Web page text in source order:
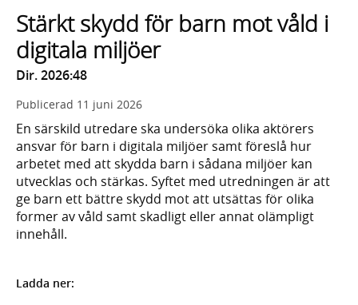
Stärkt skydd för barn mot våld i
digitala miljöer
Dir. 2026:48
Publicerad 11 juni 2026
En särskild utredare ska undersöka olika aktörers
ansvar för barn i digitala miljöer samt föreslå hur
arbetet med att skydda barn i sådana miljöer kan
utvecklas och stärkas. Syftet med utredningen är att
ge barn ett bättre skydd mot att utsättas för olika
former av våld samt skadligt eller annat olämpligt
innehåll.
Ladda ner: